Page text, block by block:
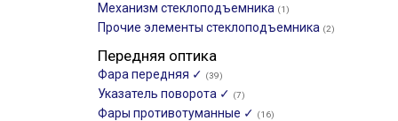
Механизм стеклоподъемника (1)
Прочие элементы стеклоподъемника (2)
Передняя оптика
Фара передняя ✓ (39)
Указатель поворота ✓ (7)
Фары противотуманные ✓ (16)